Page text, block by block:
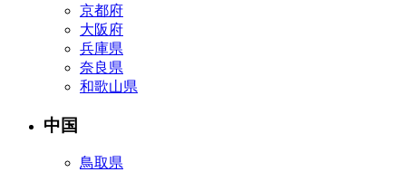
京都府
大阪府
兵庫県
奈良県
和歌山県
中国
鳥取県